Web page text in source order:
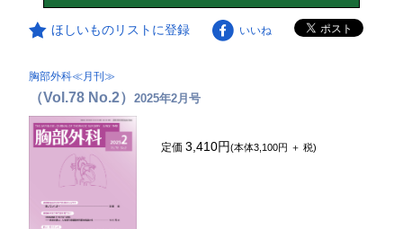
ほしいものリストに登録 いいね
胸部外科≪月刊≫
（Vol.78 No.2）2025年2月号
定価3,410円(本体3,100円 ＋ 税)